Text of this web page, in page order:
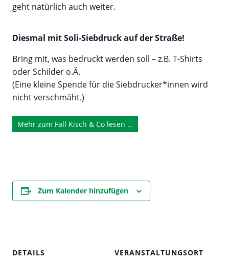
geht natürlich auch weiter.
Diesmal mit Soli-Siebdruck auf der Straße!
Bring mit, was bedruckt werden soll – z.B. T-Shirts
oder Schilder o.Ä.
(Eine kleine Spende für die Siebdrucker*innen wird
nicht verschmäht.)
Mehr zum Fall Kisch & Co lesen …
Zum Kalender hinzufügen
DETAILS
VERANSTALTUNGSORT